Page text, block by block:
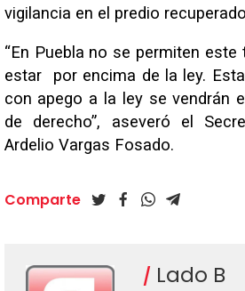
vigilancia en el predio
“En Puebla no se permiten
estar por encima de la ley.
con apego a la ley se vendrán
de derecho”, aseveró el
Ardelio Vargas Fosado.
Comparte
Lado B